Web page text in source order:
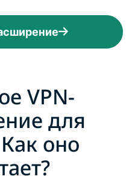
VPN-
для
оно